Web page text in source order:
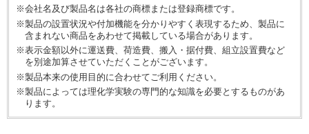
※会社名及び製品名は各社の商標または登録商標です。
※製品の設置状況や付加機能を分かりやすく表現するため、製品に
含まれない商品をあわせて掲載している場合があります。
※表示金額以外に運送費、荷造費、搬入・据付費、組立設置費など
を別途加算させていただくことがございます。
※製品本来の使用目的に合わせてご利用ください。
※製品によっては理化学実験の専門的な知識を必要とするものがあ
ります。